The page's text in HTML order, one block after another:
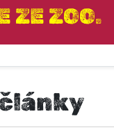
ZE ZOO.